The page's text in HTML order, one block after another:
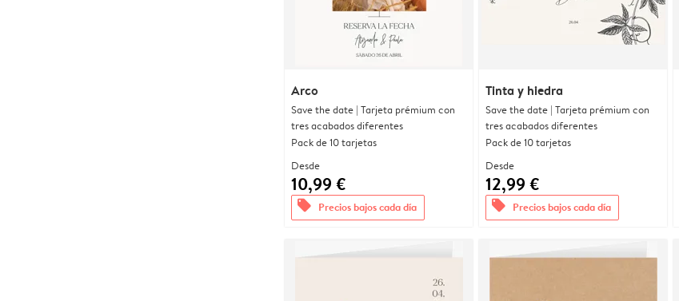
Arco
Save the date | Tarjeta prémium con
tres acabados diferentes
Pack de 10 tarjetas
Desde
10,99 €
offers Precios bajos cada día
Tinta y hiedra
Save the date | Tarjeta prémium con
tres acabados diferentes
Pack de 10 tarjetas
Desde
12,99 €
offers Precios bajos cada día